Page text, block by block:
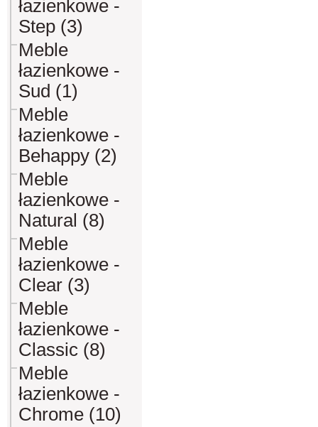
łazienkowe -
Step (3)
Meble
łazienkowe -
Sud (1)
Meble
łazienkowe -
Behappy (2)
Meble
łazienkowe -
Natural (8)
Meble
łazienkowe -
Clear (3)
Meble
łazienkowe -
Classic (8)
Meble
łazienkowe -
Chrome (10)